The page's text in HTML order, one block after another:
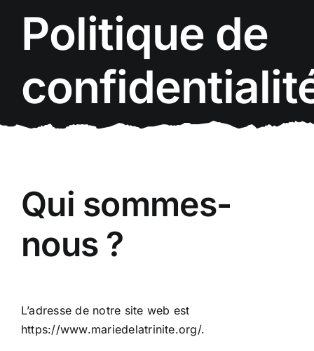
contenuPolitique de
Qui sommes-
nous ?
L’adresse de notre site web est
https://www.mariedelatrinite.org/.